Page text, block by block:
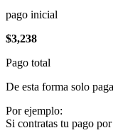
pago inicial
$3,238
Pago total
De esta forma solo
Por ejemplo:
Si contratas tu pago